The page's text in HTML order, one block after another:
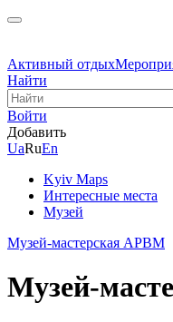
Активный отдых
Найти
Войти
Добавить
UaRuEn
Kyiv Maps
Интересные места
Музей
Музей-мастерская АРВМ
Музей-